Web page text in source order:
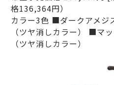
格136,364円）
カラー3色 ■ダークアメジ
（ツヤ消しカラー） ■マ
（ツヤ消しカラー）